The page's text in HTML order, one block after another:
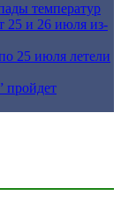
температур
25 и 26 июля из-
25 июля летели
пройдет